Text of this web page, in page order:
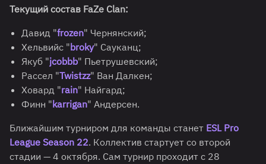
Текущий состав FaZe Clan:
Давид "frozen" Чернянский;
Хельвийс "broky" Сауканц;
Якуб "jcobbb" Пьетрушевский;
Рассел "Twistzz" Ван Далкен;
Ховард "rain" Найгард;
Финн "karrigan" Андерсен.
Ближайшим турниром для команды станет ESL Pro
League Season 22. Коллектив стартует со второй
стадии — 4 октября. Сам турнир проходит с 28